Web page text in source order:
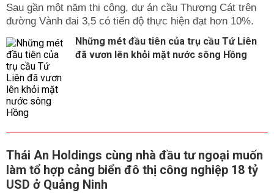
Sau gần một năm thi công, dự án cầu Thượng Cát trên
đường Vành đai 3,5 có tiến độ thực hiện đạt hơn 10%.
Những mét đầu tiên của trụ cầu Tứ Liên
đã vươn lên khỏi mặt nước sông Hồng
Thái An Holdings cùng nhà đầu tư ngoại muốn
làm tổ hợp cảng biển đô thị công nghiệp 18 tỷ
USD ở Quảng Ninh